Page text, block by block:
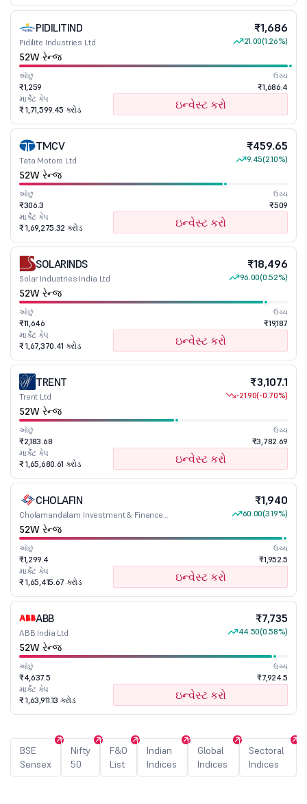
PIDILITIND
Pidilite Industries Ltd
₹1,686
21.00(1.26%)
52W રેન્જ
ઓછું
₹1,259
ઉચ્ચ
₹1,686.4
માર્કેટ કેપ
₹ 1,71,599.45 કરોડ
ઇન્વેસ્ટ કરો
TMCV
Tata Motors Ltd
₹459.65
9.45(2.10%)
52W રેન્જ
ઓછું
₹306.3
ઉચ્ચ
₹509
માર્કેટ કેપ
₹ 1,69,275.32 કરોડ
ઇન્વેસ્ટ કરો
SOLARINDS
Solar Industries India Ltd
₹18,496
96.00(0.52%)
52W રેન્જ
ઓછું
₹11,646
ઉચ્ચ
₹19,187
માર્કેટ કેપ
₹ 1,67,370.41 કરોડ
ઇન્વેસ્ટ કરો
TRENT
Trent Ltd
₹3,107.1
-21.90(-0.70%)
52W રેન્જ
ઓછું
₹2,183.68
ઉચ્ચ
₹3,782.69
માર્કેટ કેપ
₹ 1,65,680.61 કરોડ
ઇન્વેસ્ટ કરો
CHOLAFIN
Cholamandalam Investment & Finance
Company Ltd
₹1,940
60.00(3.19%)
52W રેન્જ
ઓછું
₹1,299.4
ઉચ્ચ
₹1,952.5
માર્કેટ કેપ
₹ 1,65,415.67 કરોડ
ઇન્વેસ્ટ કરો
ABB
ABB India Ltd
₹7,735
44.50(0.58%)
52W રેન્જ
ઓછું
₹4,637.5
ઉચ્ચ
₹7,924.5
માર્કેટ કેપ
₹ 1,63,911.13 કરોડ
ઇન્વેસ્ટ કરો
BSE
Sensex
Nifty
50
F&O
List
Indian
Indices
Global
Indices
Sectoral
Indices